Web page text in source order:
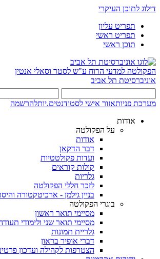
דילוג לתוכן העיקרי
תפריט עליון
תפריט ראשי
תוכן ראשי
הפקולטה למדעי הרוח ע"ש לסטר וסאלי אנטין
אוניברסיטת תל אביב
מערכת פניותאזור אישי לסטודנטים.יותלהרשמה
אודות
על הפקולטה
אודות
דבר הדקאן
ועדות פקולטטיות
קולות קוראים
גלריות
לזכר חללי הפקולטה
בניין גילמן - ארכיטקטורה
בוגרי הפקולטה
מסיימי תואר ראשון
מסיימי תואר שני ולימודי
גלריית תמונות
דברי אופיר בראון
הצטרפות לקהילה ועדכון